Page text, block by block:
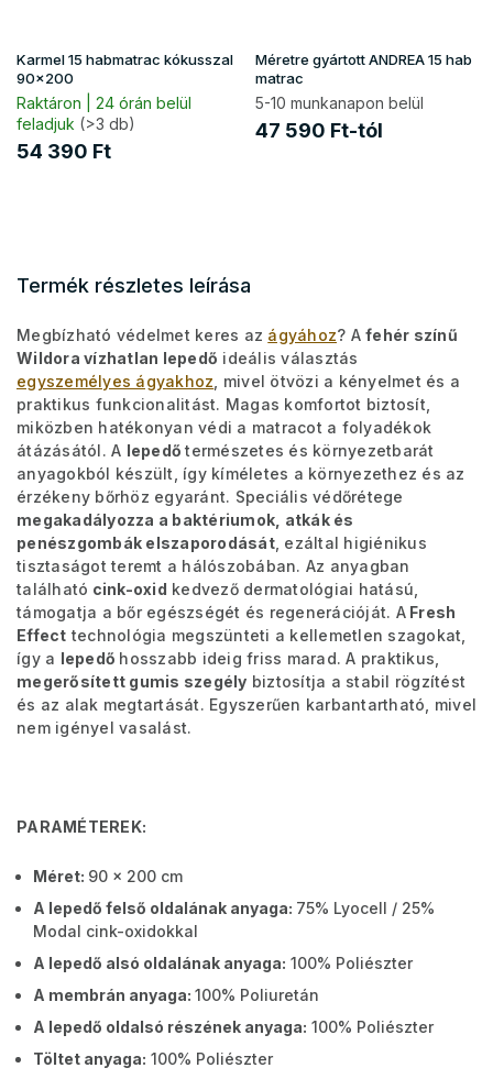
Karmel 15 habmatrac kókusszal
90x200
Raktáron | 24 órán belül
feladjuk (>3 db)
54 390 Ft
Méretre gyártott ANDREA 15 hab
matrac
5-10 munkanapon belül
47 590 Ft-tól
Termék részletes leírása
Megbízható védelmet keres az ágyához? A fehér színű
Wildora vízhatlan lepedő ideális választás
egyszemélyes ágyakhoz , mivel ötvözi a kényelmet és a
praktikus funkcionalitást. Magas komfortot biztosít,
miközben hatékonyan védi a matracot a folyadékok
átázásától. A lepedőtermészetes és környezetbarát
anyagokból készült, így kíméletes a környezethez és az
érzékeny bőrhöz egyaránt. Speciális védőrétege
megakadályozza a baktériumok, atkák és
penészgombák elszaporodását, ezáltal higiénikus
tisztaságot teremt a hálószobában. Az anyagban
található cink-oxid kedvező dermatológiai hatású,
támogatja a bőr egészségét és regenerációját. AFresh
Effect technológia megszünteti a kellemetlen szagokat,
így a lepedő hosszabb ideig friss marad. A praktikus,
megerősített gumis szegély biztosítja a stabil rögzítést
és az alak megtartását. Egyszerűen karbantartható, mivel
nem igényel vasalást.
PARAMÉTEREK:
Méret: 90 x 200 cm
A lepedő felső oldalának anyaga: 75% Lyocell / 25%
Modal cink-oxidokkal
A lepedő alsó oldalának anyaga: 100% Poliészter
A membrán anyaga: 100% Poliuretán
A lepedő oldalsó részének anyaga: 100% Poliészter
Töltet anyaga: 100% Poliészter